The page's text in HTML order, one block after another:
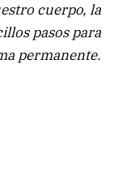
cuerpo, la
pasos para
permanente.